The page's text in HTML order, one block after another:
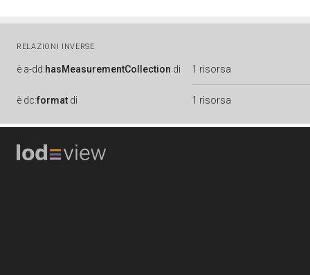
RELAZIONI INVERSE
è a-dd:hasMeasurementCollection di 1 risorsa
è dc:format di 1 risorsa